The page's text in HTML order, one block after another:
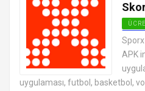
Sporx
APK
uygulaması, futbol, basketbol,